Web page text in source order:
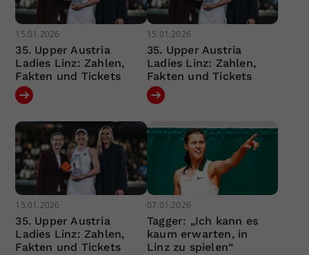
15.01.2026
35. Upper Austria
Ladies Linz: Zahlen,
Fakten und Tickets
15.01.2026
35. Upper Austria
Ladies Linz: Zahlen,
Fakten und Tickets
15.01.2026
35. Upper Austria
Ladies Linz: Zahlen,
Fakten und Tickets
07.01.2026
Tagger: „Ich kann es
kaum erwarten, in
Linz zu spielen“